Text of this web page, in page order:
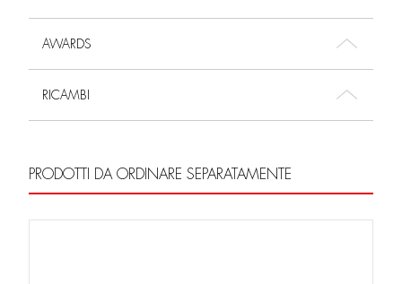
AWARDS
RICAMBI
PRODOTTI DA ORDINARE SEPARATAMENTE